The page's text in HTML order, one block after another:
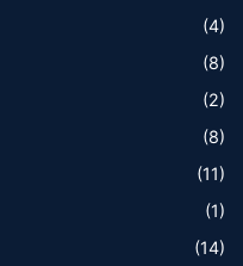
(4)
(8)
(2)
(8)
(11)
(1)
(14)